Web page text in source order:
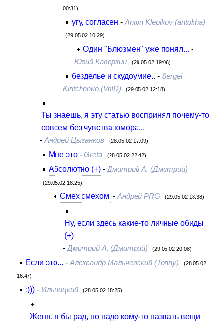
00:31)
угу, согласен - Anton Klepikov (antokha)
(29.05.02 10:29)
Один "Блюзмен" уже понял... -
Юрий Каверкин (29.05.02 19:06)
безделье и скудоумие.. - Sergei
Kiritchenko (VoID)
(29.05.02 12:18)
Ты знаешь, я эту статью воспринял почему-то
совсем без чувства юмора...
- Андрей Цыганков (28.05.02 17:09)
Мне это- Greta (28.05.02 22:42)
Абсолютно (+)- Дмитрий A. (Дмитрий)
(29.05.02 18:25)
Смех смехом, -Андрей PRG (29.05.02 18:38)
Ну, если здесь какие-то личные обиды
(+)
- Дмитрий A. (Дмитрий) (29.05.02 20:08)
Если это... -Александр Мальчевский (Tonny) (28.05.02
16:47)
:))) -Ильницкий (28.05.02 18:25)
Женя, я бы рад, но надо кому-то назвать вещи